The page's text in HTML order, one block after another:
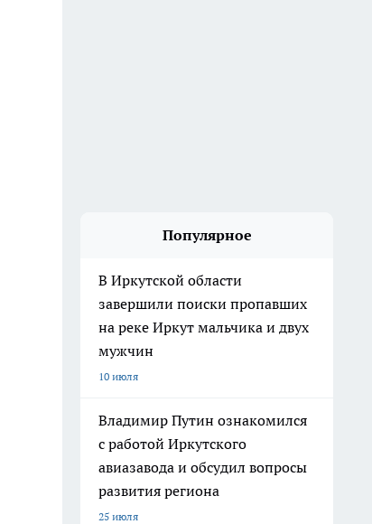
Популярное
В Иркутской области
завершили поиски пропавших
на реке Иркут мальчика и двух
мужчин
10 июля
Владимир Путин ознакомился
с работой Иркутского
авиазавода и обсудил вопросы
развития региона
25 июля